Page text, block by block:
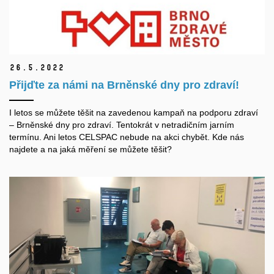
26. 5. 2022
Přijďte za námi na Brněnské dny pro zdraví!
I letos se můžete těšit na zavedenou kampaň na podporu zdraví
– Brněnské dny pro zdraví. Tentokrát v netradičním jarním
termínu. Ani letos CELSPAC nebude na akci chybět. Kde nás
najdete a na jaká měření se můžete těšit?